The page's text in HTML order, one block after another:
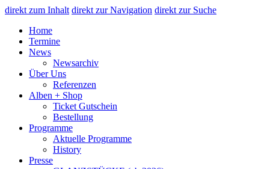
direkt zum Inhalt direkt zur Navigation direkt zur Suche
Home
Termine
News
Newsarchiv
Über Uns
Referenzen
Alben + Shop
Ticket Gutschein
Bestellung
Programme
Aktuelle Programme
History
Presse